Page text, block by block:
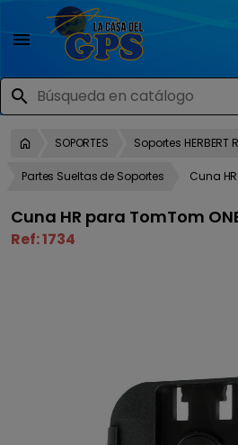

search
SOPORTES Soportes HERBERT
Partes Sueltas de Soportes Cuna
Cuna HR para TomTom
Ref:1734